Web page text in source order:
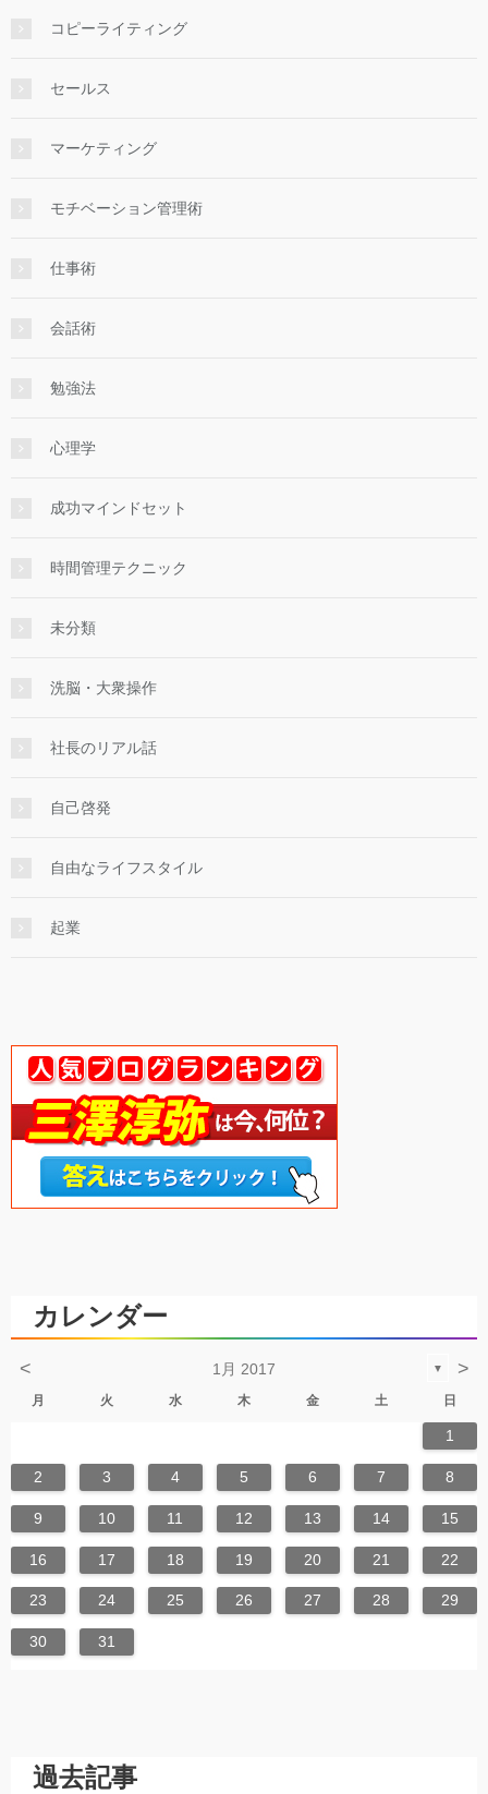
コピーライティング
セールス
マーケティング
モチベーション管理術
仕事術
会話術
勉強法
心理学
成功マインドセット
時間管理テクニック
未分類
洗脳・大衆操作
社長のリアル話
自己啓発
自由なライフスタイル
起業
カレンダー
< 1月 2017 ▼ >
月 火 水 木 金 土 日
1
2 3 4 5 6 7 8
9 10 11 12 13 14 15
16 17 18 19 20 21 22
23 24 25 26 27 28 29
30 31
過去記事